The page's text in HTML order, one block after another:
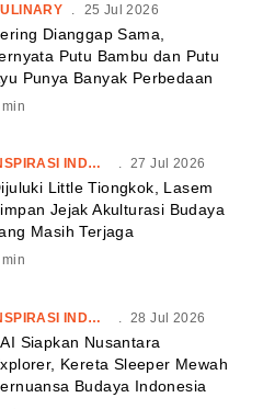
. 25 Jul 2026
Dianggap Sama,
Putu Bambu dan Putu
Punya Banyak Perbedaan
min
INSPIRASI INDONESIA . 27 Jul 2026
Little Tiongkok, Lasem
Jejak Akulturasi Budaya
Masih Terjaga
min
INSPIRASI INDONESIA 28 Jul 2026
Siapkan Nusantara
Kereta Sleeper Mewah
Budaya Indonesia